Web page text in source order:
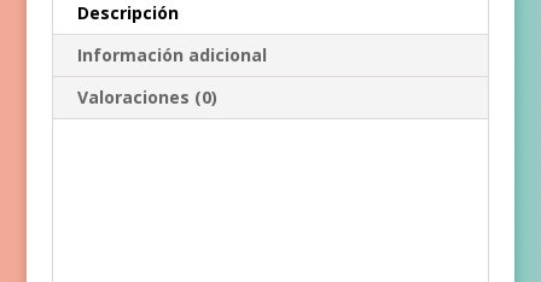
Descripción
Información adicional
Valoraciones (0)